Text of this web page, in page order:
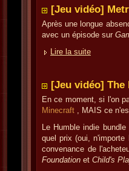
[Jeu vidéo]
Après une longue
avec un épisode sur
Lire la suite
[Jeu vidéo] The
En ce moment, si l'on
Minecraft
, MAIS ce
Le Humble indie
quel prix (oui,
convenance de
Foundation et Child's